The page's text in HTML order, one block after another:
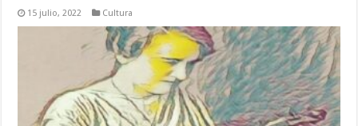
15 julio, 2022 Cultura